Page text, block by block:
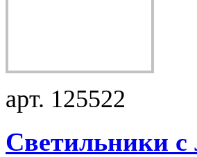
арт. 125522
Светильники с